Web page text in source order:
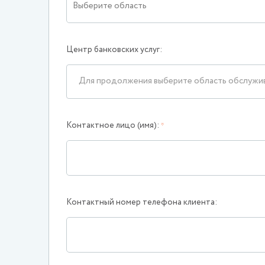
Выберите область
Центр банковских услуг:
Для продолжения выберите область
Контактное лицо (имя): *
Контактный номер телефона клиента: